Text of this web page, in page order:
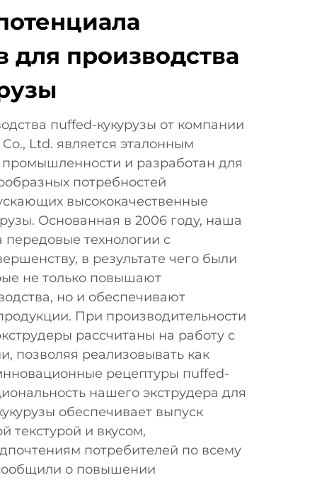
для производства
пuffed-кукурузы от компании
Ltd. является эталонным
и разработан для
потребностей
высококачественные
Основанная в 2006 году, наша
технологии с
в результате чего были
не только повышают
но и обеспечивают
При производительности
рассчитаны на работу с
позволяя реализовывать как
рецептуры пuffed-
нашего экструдера для
обеспечивает выпуск
текстурой и вкусом,
потребителей по всему
о повышении